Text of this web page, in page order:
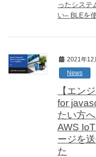
ったシステ
い– BLEを
2021年12
News
【エン
for
たい方
AWS
ージを
た